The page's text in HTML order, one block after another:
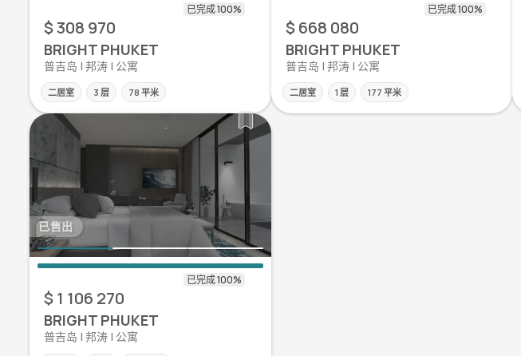
$ 308 970
BRIGHT PHUKET
普吉岛 | 邦涛 | 公寓
二居室 3 层 78 平米
$ 668 080
BRIGHT PHUKET
普吉岛 | 邦涛 | 公寓
二居室 1 层 177 平米
已售出
$ 1 106 270
BRIGHT PHUKET
普吉岛 | 邦涛 | 公寓